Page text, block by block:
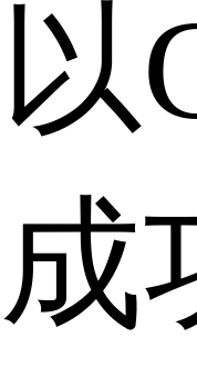
以
成